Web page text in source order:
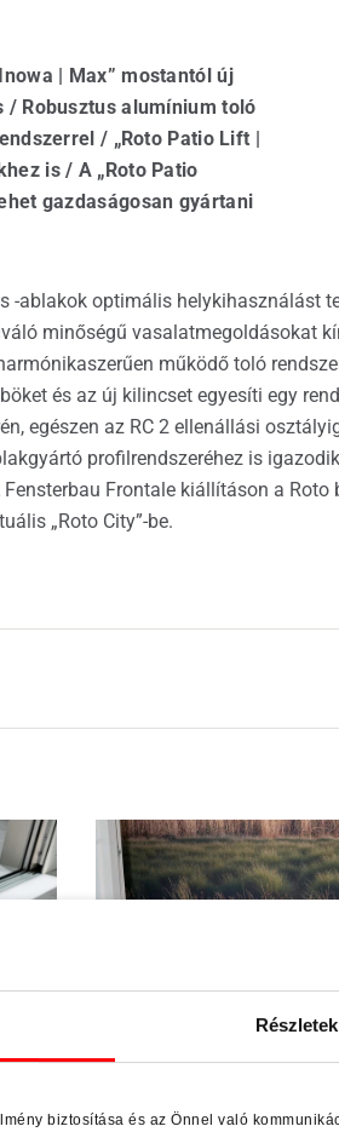
Részletek
biztosítása és az Önnel való
| Max” mostantól új
/ Robusztus alumínium toló
/ „Roto Patio Lift |
is / A „Roto Patio
gazdaságosan gyártani
-ablakok optimális helykihasználást
minőségű vasalatmegoldásokat
működő toló
és az új kilincset egyesíti egy
egészen az RC 2 ellenállási
profilrendszeréhez is
Frontale kiállításon a
„Roto City”-be.
a
A fehérre lakkozott fenyőből